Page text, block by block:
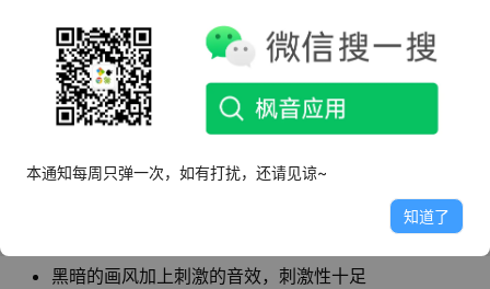
类型游戏，这款游戏选取了十分经典的王子解救
公主的故事剧情，为玩家带来了更加绘声绘色的
游戏场景。
软件特点
灰暗的游戏背景，粉笔画风带你走进专属于王子和公主
黑暗的画风加上刺激的音效，刺激性十足
本通知每周只弹一次，如有打扰，还请见谅~
知道了